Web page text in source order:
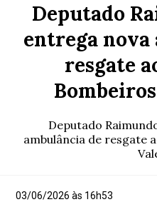
Deputado
entrega nova
resgate
Deputado
ambulância de resgate
03/06/2026 às 16h53